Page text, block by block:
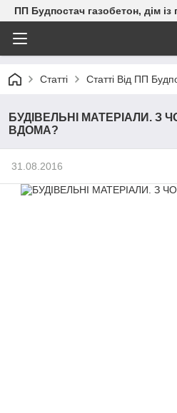
ПП Будпостач газобетон, дім із
Статті Статті Від ПП
БУДІВЕЛЬНІ МАТЕРІАЛИ. З
ВДОМА?
31.08.2016